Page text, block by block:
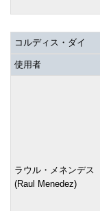
コルディス・ダイ
使用者
ラウル・メネンデス
(Raul Menedez)